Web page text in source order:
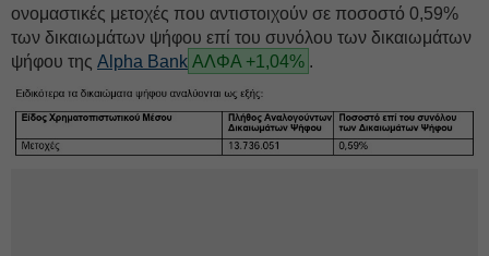
ονομαστικές μετοχές που αντιστοιχούν σε ποσοστό 0,59%
των δικαιωμάτων ψήφου επί του συνόλου των δικαιωμάτων
ψήφου της Alpha Bank ΑΛΦΑ +1,04% .